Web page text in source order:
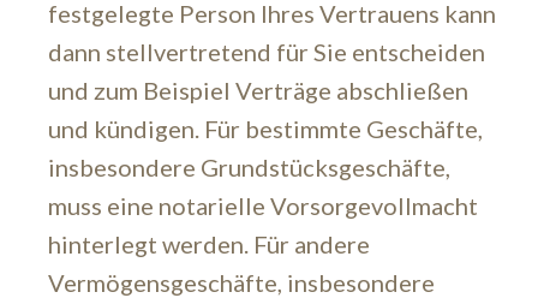
festgelegte Person Ihres Vertrauens kann
dann stellvertretend für Sie entscheiden
und zum Beispiel Verträge abschließen
und kündigen. Für bestimmte Geschäfte,
insbesondere Grundstücksgeschäfte,
muss eine notarielle Vorsorgevollmacht
hinterlegt werden. Für andere
Vermögensgeschäfte, insbesondere